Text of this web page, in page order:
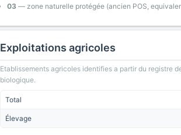
03 — zone naturelle protégée (ancien POS,
Exploitations agricoles
Etablissements agricoles identifies a partir du registre
biologique.
Total
Élevage